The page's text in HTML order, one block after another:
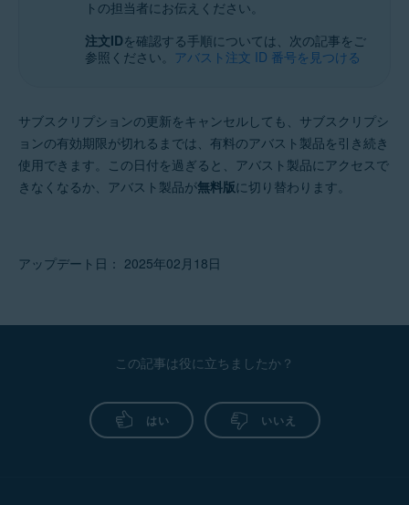
トの担当者にお伝えください。
注文IDを確認する手順については、次の記事をご
参照ください。 アバスト注文 ID 番号を見つける
サブスクリプションの更新をキャンセルしても、サブスクリプシ
ョンの有効期限が切れるまでは、有料のアバスト製品を引き続き
使用できます。この日付を過ぎると、アバスト製品にアクセスで
きなくなるか、アバスト製品が無料版に切り替わります。
アップデート日： 2025年02月18日
この記事は役に立ちましたか？
はい いいえ